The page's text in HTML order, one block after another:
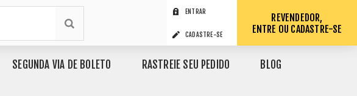
ENTRAR
CADASTRE-SE
REVENDEDOR,
ENTRE OU CADASTRE-SE
SEGUNDA VIA DE BOLETO RASTREIE SEU PEDIDO BLOG